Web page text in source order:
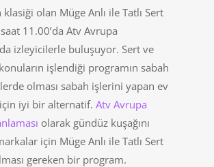
olan Müge Anlı ile Tatlı Sert
11.00’da Atv Avrupa
izleyicilerle buluşuyor. Sert ve
işlendiği programın sabah
olması sabah işlerini yapan ev
için iyi bir alternatif. Atv Avrupa
olarak gündüz kuşağını
için Müge Anlı ile Tatlı Sert
gereken bir program.